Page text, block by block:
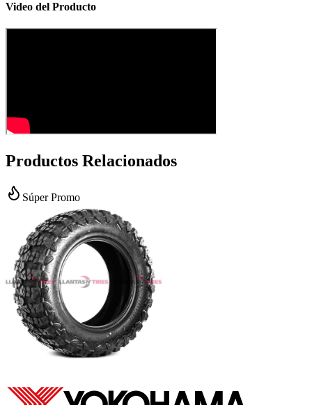
Video del Producto
Productos Relacionados
Súper Promo